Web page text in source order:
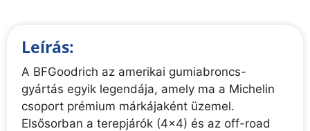
Leírás:
A BFGoodrich az amerikai gumiabroncs-
gyártás egyik legendája, amely ma a Michelin
csoport prémium márkájaként üzemel.
Elsősorban a terepjárók (4x4) és az off-road